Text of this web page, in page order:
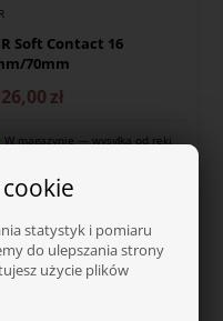
statystyk i pomiaru
do ulepszania strony
użycie plików
Soft Contact 16
70mm
zł
W magazynie — wysyłka od ręki